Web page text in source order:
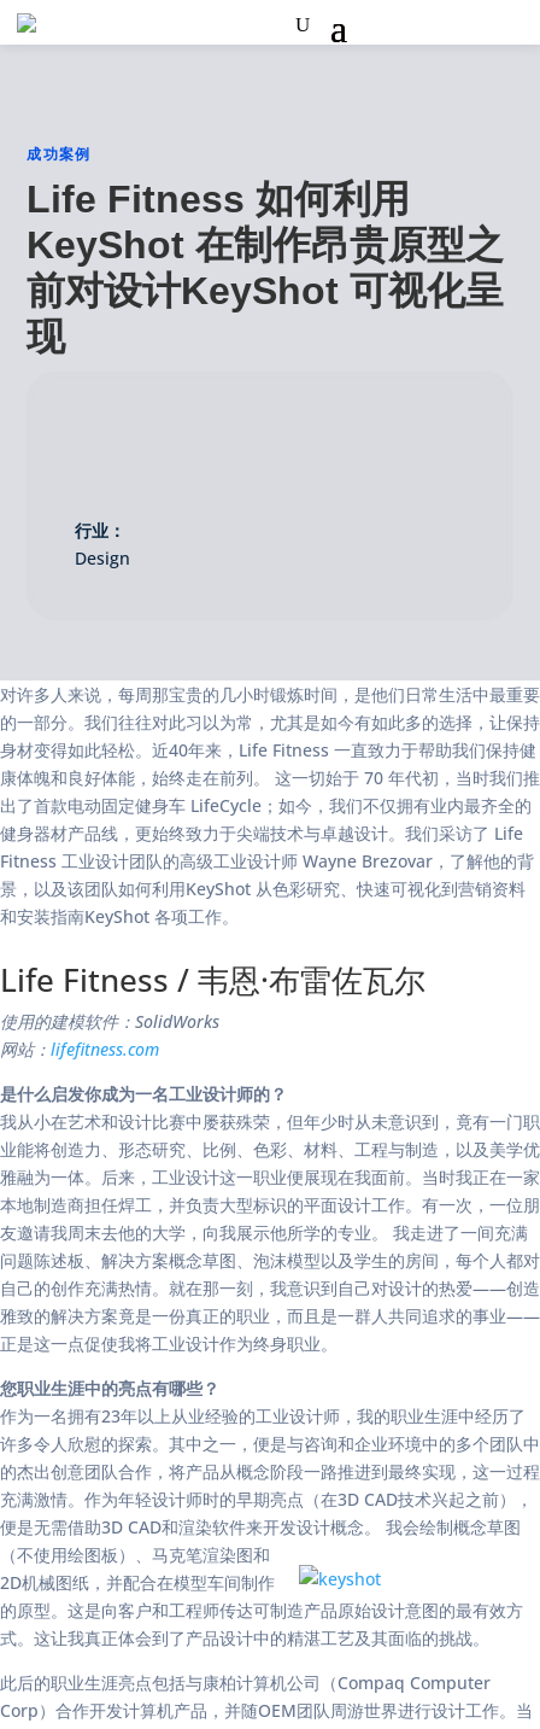
成功案例
Life Fitness 如何利用
KeyShot 在制作昂贵原型之
前对设计KeyShot 可视化呈
现
行业：
Design
对许多人来说，每周那宝贵的几小时锻炼时间，是他们日常生活中最重要
的一部分。我们往往对此习以为常，尤其是如今有如此多的选择，让保持
身材变得如此轻松。近40年来，Life Fitness 一直致力于帮助我们保持健
康体魄和良好体能，始终走在前列。 这一切始于 70 年代初，当时我们推
出了首款电动固定健身车 LifeCycle；如今，我们不仅拥有业内最齐全的
健身器材产品线，更始终致力于尖端技术与卓越设计。我们采访了 Life
Fitness 工业设计团队的高级工业设计师 Wayne Brezovar，了解他的背
景，以及该团队如何利用KeyShot 从色彩研究、快速可视化到营销资料
和安装指南KeyShot 各项工作。
Life Fitness / 韦恩·布雷佐瓦尔
使用的建模软件：SolidWorks
网站： lifefitness.com
是什么启发你成为一名工业设计师的？
我从小在艺术和设计比赛中屡获殊荣，但年少时从未意识到，竟有一门职
业能将创造力、形态研究、比例、色彩、材料、工程与制造，以及美学优
雅融为一体。后来，工业设计这一职业便展现在我面前。当时我正在一家
本地制造商担任焊工，并负责大型标识的平面设计工作。有一次，一位朋
友邀请我周末去他的大学，向我展示他所学的专业。 我走进了一间充满
问题陈述板、解决方案概念草图、泡沫模型以及学生的房间，每个人都对
自己的创作充满热情。就在那一刻，我意识到自己对设计的热爱——创造
雅致的解决方案竟是一份真正的职业，而且是一群人共同追求的事业——
正是这一点促使我将工业设计作为终身职业。
您职业生涯中的亮点有哪些？
作为一名拥有23年以上从业经验的工业设计师，我的职业生涯中经历了
许多令人欣慰的探索。其中之一，便是与咨询和企业环境中的多个团队中
的杰出创意团队合作，将产品从概念阶段一路推进到最终实现，这一过程
充满激情。作为年轻设计师时的早期亮点（在3D CAD技术兴起之前），
便是无需借助3D CAD和渲染软件来开发设计概念。 我会绘制概念草图
（不使用绘图板）、马克笔渲染图和
2D机械图纸，并配合在模型车间制作
的原型。这是向客户和工程师传达可制造产品原始设计意图的最有效方
式。这让我真正体会到了产品设计中的精湛工艺及其面临的挑战。
此后的职业生涯亮点包括与康柏计算机公司（Compaq Computer
Corp）合作开发计算机产品，并随OEM团队周游世界进行设计工作。当